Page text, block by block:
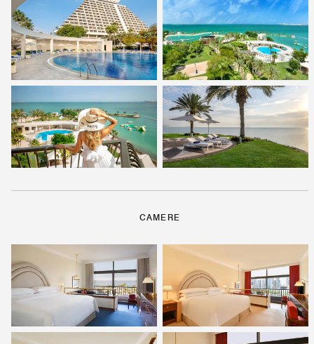
CAMERE